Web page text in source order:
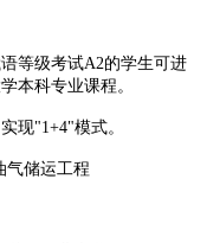
等级考试A2的学生可进
本科专业课程。
"1+4"模式。
气储运工程